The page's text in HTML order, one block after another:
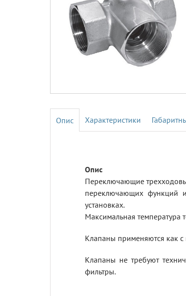
Характеристики
Переключающие
переключающих функций
установках.
Максимальная температура
Клапаны применяются как
Клапаны не требуют
фильтры.